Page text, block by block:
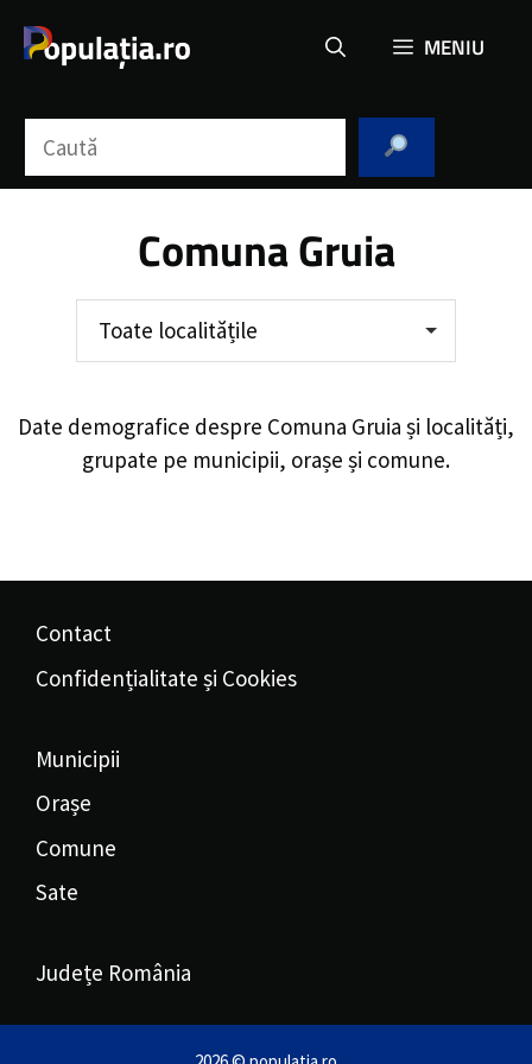
MENIU
Comuna Gruia
Toate localitățile
Date demografice despre Comuna Gruia și localități,
grupate pe municipii, orașe și comune.
Contact
Confidențialitate și Cookies
Municipii
Orașe
Comune
Sate
Județe România